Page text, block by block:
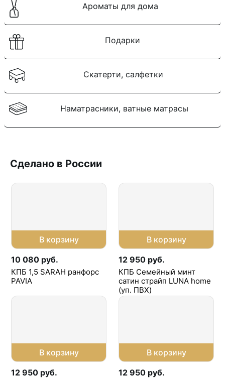
Ароматы для дома
Подарки
Скатерти, салфетки
Наматрасники, ватные матрасы
Сделано в России
В корзину
10 080 руб.
КПБ 1,5 SARAH ранфорс
PAVIA
В корзину
12 950 руб.
КПБ Семейный минт
сатин страйп LUNA home
(уп. ПВХ)
В корзину
12 950 руб.
В корзину
12 950 руб.